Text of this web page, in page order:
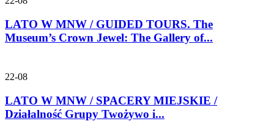
LATO W MNW / GUIDED TOURS. The
Museum’s Crown Jewel: The Gallery of...
22-08
LATO W MNW / SPACERY MIEJSKIE /
Działalność Grupy Twożywo i...